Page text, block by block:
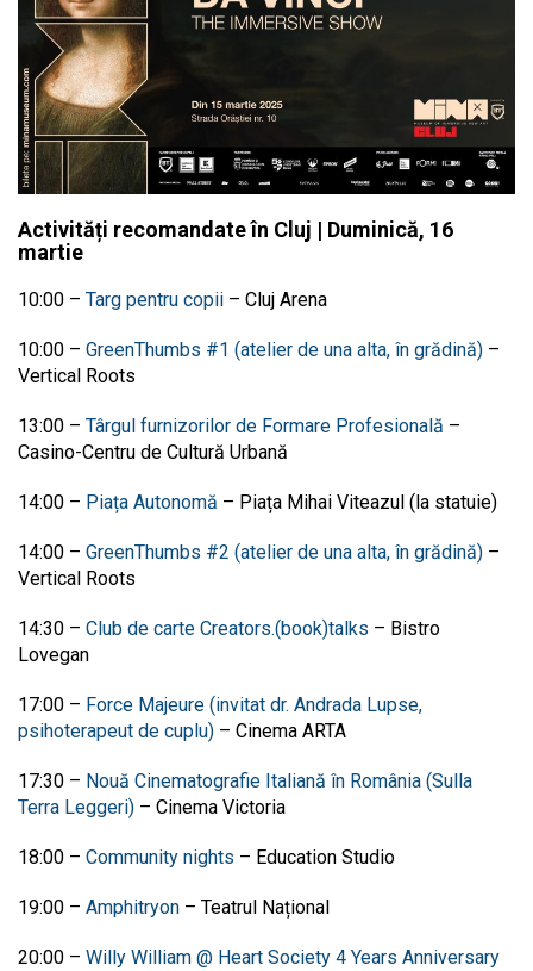
Activități recomandate în Cluj | Duminică, 16
martie
10:00 – Targ pentru copii – Cluj Arena
10:00 – GreenThumbs #1 (atelier de una alta, în grădină) –
Vertical Roots
13:00 – Târgul furnizorilor de Formare Profesională –
Casino-Centru de Cultură Urbană
14:00 – Piața Autonomă – Piața Mihai Viteazul (la statuie)
14:00 – GreenThumbs #2 (atelier de una alta, în grădină) –
Vertical Roots
14:30 – Club de carte Creators.(book)talks – Bistro
Lovegan
17:00 – Force Majeure (invitat dr. Andrada Lupse,
psihoterapeut de cuplu) – Cinema ARTA
17:30 – Nouă Cinematografie Italiană în România (Sulla
Terra Leggeri) – Cinema Victoria
18:00 – Community nights – Education Studio
19:00 – Amphitryon – Teatrul Național
20:00 – Willy William @ Heart Society 4 Years Anniversary